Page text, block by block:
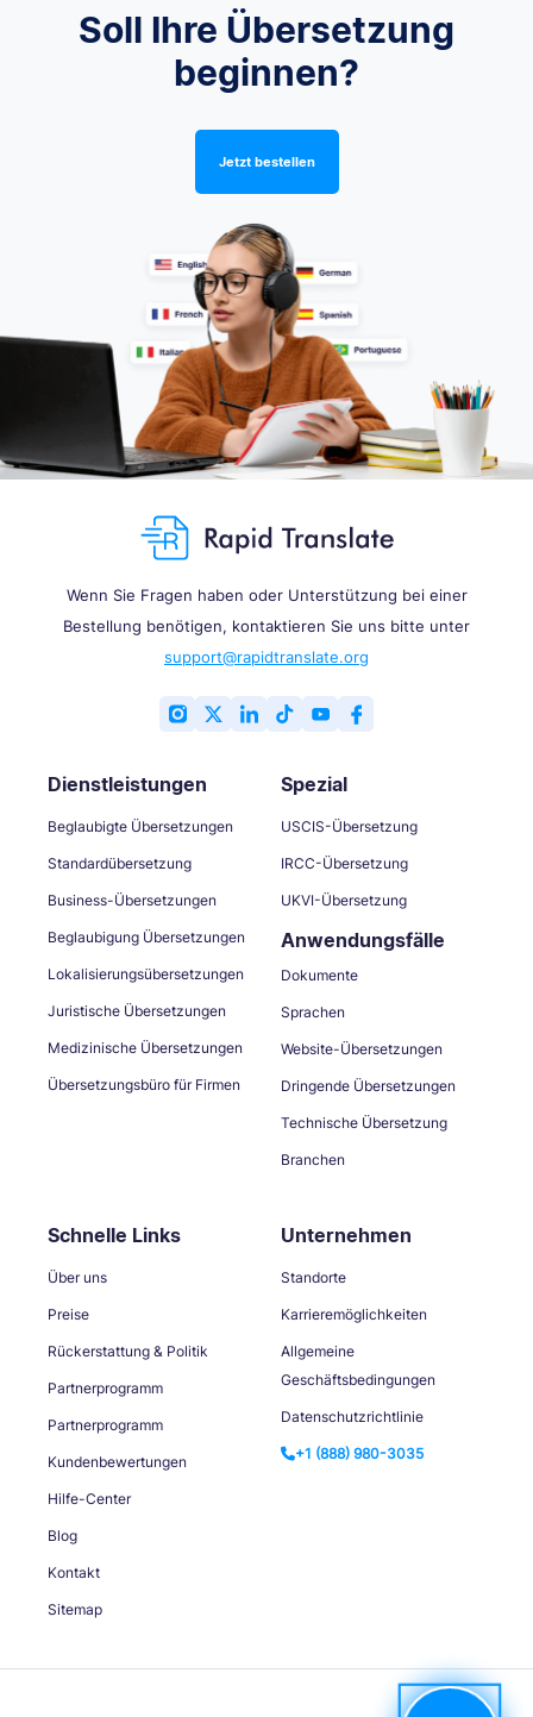
Soll Ihre Übersetzung
beginnen?
Jetzt bestellen
Wenn Sie Fragen haben oder Unterstützung bei einer
Bestellung benötigen, kontaktieren Sie uns bitte unter
support@rapidtranslate.org
Dienstleistungen
Beglaubigte Übersetzungen
Standardübersetzung
Business-Übersetzungen
Beglaubigung Übersetzungen
Lokalisierungsübersetzungen
Juristische Übersetzungen
Medizinische Übersetzungen
Übersetzungsbüro für Firmen
Spezial
USCIS-Übersetzung
IRCC-Übersetzung
UKVI-Übersetzung
Anwendungsfälle
Dokumente
Sprachen
Website-Übersetzungen
Dringende Übersetzungen
Technische Übersetzung
Branchen
Schnelle Links
Über uns
Preise
Rückerstattung & Politik
Partnerprogramm
Partnerprogramm
Kundenbewertungen
Hilfe-Center
Blog
Kontakt
Sitemap
Unternehmen
Standorte
Karrieremöglichkeiten
Allgemeine
Geschäftsbedingungen
Datenschutzrichtlinie
+1 (888) 980-3035